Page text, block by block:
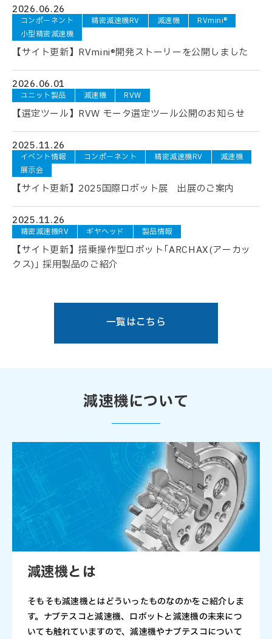
2026.06.26
コンポーネント 精密減速機RV 減速機
RVmini®
小型精密減速機
【サイト更新】RVmini®開発ストーリーを公開しました
2026.06.01
ユニット製品 減速機 RVW
【選定ツール】RVW モータ選定ツール公開のお知らせ
2025.11.26
イベント情報 コンポーネント 精密減速機RV
減速機
展示会
【サイト更新】2025国際ロボット展 出展のご案内
2025.11.26
精密減速機RV ギヤヘッド 製品情報
【サイト更新】搭乗操作型ロボット｢ARCHAX(アーカッ
クス)｣ 採用製品のご紹介
一覧はこちら
減速機について
減速機とは
そもそも減速機とはどういったものなのかをご紹介しま
す。ナブテスコと減速機、ロボットと減速機の未来につ
いても触れていますので、減速機やナブテスコについて